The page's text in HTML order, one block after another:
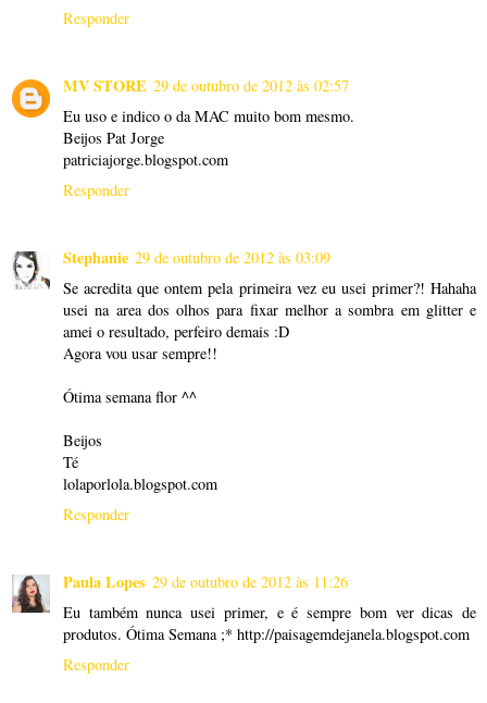
Responder
MV STORE 29 de outubro de 2012 às 02:57
Eu uso e indico o da MAC muito bom mesmo.
Beijos Pat Jorge
patriciajorge.blogspot.com
Responder
Stephanie 29 de outubro de 2012 às 03:09
Se acredita que ontem pela primeira vez eu usei primer?! Hahaha
usei na area dos olhos para fixar melhor a sombra em glitter e
amei o resultado, perfeiro demais :D
Agora vou usar sempre!!
Ótima semana flor ^^
Beijos
Té
lolaporlola.blogspot.com
Responder
Paula Lopes 29 de outubro de 2012 às 11:26
Eu também nunca usei primer, e é sempre bom ver dicas de
produtos. Ótima Semana ;* http://paisagemdejanela.blogspot.com
Responder